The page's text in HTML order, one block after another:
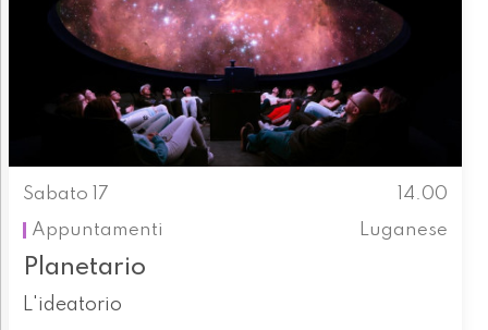
Sabato 17
14.00
Appuntamenti
Luganese
Planetario
L'ideatorio